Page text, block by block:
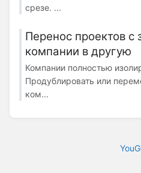
срезе. ...
Перенос проектов с
компании в другую
Компании полностью
Продублировать или
ком...